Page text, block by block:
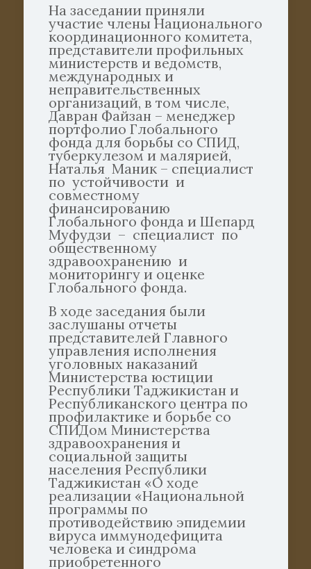
На заседании приняли
участие члены Национального
координационного комитета,
представители профильных
министерств и ведомств,
международных и
неправительственных
организаций, в том числе,
Давран Файзан – менеджер
портфолио Глобального
фонда для борьбы со СПИД,
туберкулезом и малярией,
Наталья Маник – специалист
по устойчивости и
совместному
финансированию
Глобального фонда и Шепард
Муфудзи – специалист по
общественному
здравоохранению и
мониторингу и оценке
Глобального фонда.
В ходе заседания были
заслушаны отчеты
представителей Главного
управления исполнения
уголовных наказаний
Министерства юстиции
Республики Таджикистан и
Республиканского центра по
профилактике и борьбе со
СПИДом Министерства
здравоохранения и
социальной защиты
населения Республики
Таджикистан «О ходе
реализации «Национальной
программы по
противодействию эпидемии
вируса иммунодефицита
человека и синдрома
приобретенного